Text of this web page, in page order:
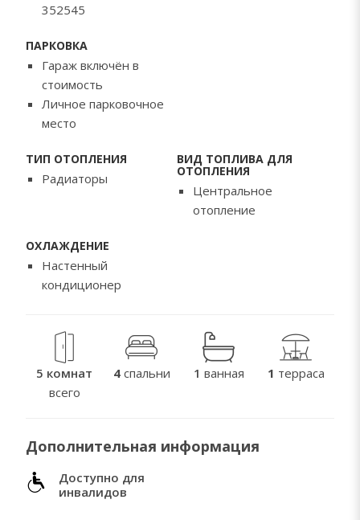
352545
ПАРКОВКА
Гараж включён в
стоимость
Личное парковочное
место
ТИП ОТОПЛЕНИЯ
Радиаторы
ВИД ТОПЛИВА ДЛЯ
ОТОПЛЕНИЯ
Центральное
отопление
ОХЛАЖДЕНИЕ
Настенный
кондиционер
5 комнат
всего
4спальни 1 ванная 1 терраса
Дополнительная информация
Доступно для
инвалидов